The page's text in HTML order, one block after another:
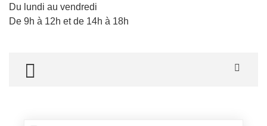
Du lundi au vendredi
De 9h à 12h et de 14h à 18h
TOGGLE MENU